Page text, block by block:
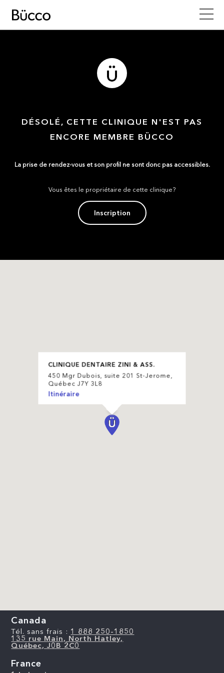
DÉSOLÉ, CETTE CLINIQUE N'EST PAS
ENCORE MEMBRE BÜCCO
La prise de rendez-vous et son profil ne sont donc pas accessibles.
Vous êtes le propriétaire de cette clinique?
Inscription
CLINIQUE DENTAIRE ZINI & ASS.
450 Mgr Dubois, suite 201 St-Jerome,
Québec J7Y 3L8
Itinéraire
Canada
Tél. sans frais : 1 888 250-1850
135 rue Main, North Hatley,
Québec, J0B 2C0
France